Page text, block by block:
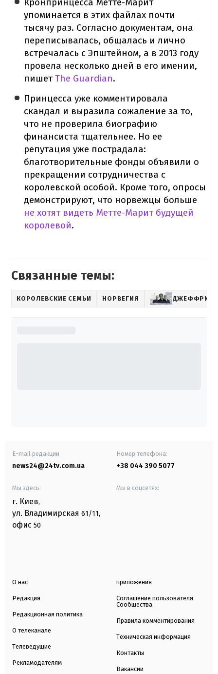
упоминается в этих файлах почти
тысячу раз. Согласно документам, она
переписывалась, общалась и лично
встречалась с Эпштейном, а в 2013 году
провела несколько дней в его имении,
пишетThe Guardian.
Принцесса уже комментировала
скандал и выразила сожаление за то,
что не проверила биографию
финансиста тщательнее. Но ее
репутация уже пострадала:
благотворительные фонды объявили о
прекращении сотрудничества с
королевской особой. Кроме того, опросы
демонстрируют, что норвежцы больше
не хотят видеть Метте-Марит будущей
королевой.
Связанные темы:
КОРОЛЕВСКИЕ СЕМЬИ НОРВЕГИЯ ДЖЕФФРИ
E-mail редакции
news24@24tv.com.ua
Номер телефона:
+38 044 390 5077
Мы здесь:
г. Киев,
ул. Владимирская 61/11,
офис 50
Мы в соцсетях:
О нас
Редакция
Редакционная политика
О телеканале
Телеведущие
Рекламодателям
приложения
Соглашение пользователя
Сообщества
Правила комментирования
Техническая информация
Контакты
Вакансии